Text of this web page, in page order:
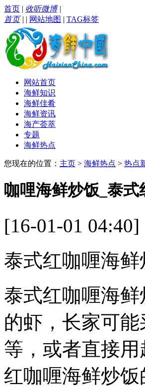
首页 | 收听微博|
首页| | 网站地图 | TAG标签
网站首页
海鲜知识
海鲜佳肴
海鲜资讯
海产荟萃
专题
海鲜热点
您现在的位置： 主页 > 海鲜热点 > 热点
咖哩海鲜炒饭_泰
[16-01-01
泰式红咖喱海
泰式红咖喱海
的虾，长家可
等，或者直接
红咖喱海鲜炒